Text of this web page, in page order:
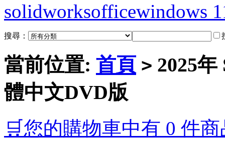
solidworksofficewindows
搜尋：
當前位置: 首頁 > 2025
體中文DVD版
🛒您的購物車中有 0 件